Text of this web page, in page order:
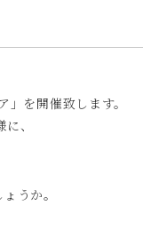
を開催致します。
、
うか。